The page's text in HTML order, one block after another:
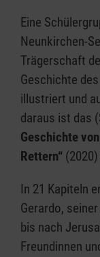
Eine
Neunkirchen-
Trägerschaft
Geschichte
illustriert und
daraus ist das
Geschichte
Rettern“
In 21 Kapiteln
Gerardo,
bis nach
Freundinnen